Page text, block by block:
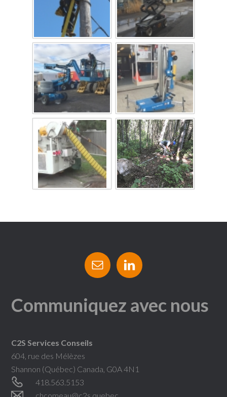
Communiquez avec nous
C2S Services Conseils
604, rue des Mélèzes
Shannon (Québec) Canada, G0A 4N1
418.563.5153